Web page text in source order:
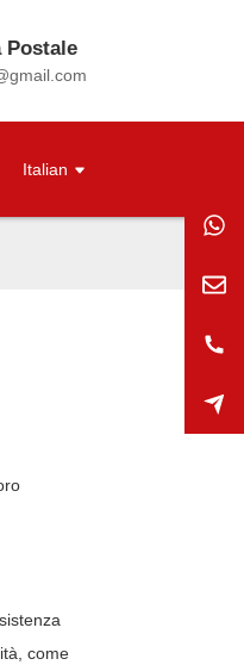
Postale
Italian
come